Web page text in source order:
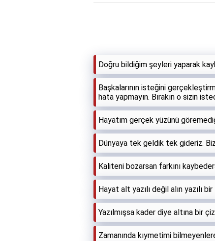
Doğru bildiğim şeyleri yaparak
Başkalarının isteğini
hata yapmayın. Bırakın o sizin
Hayatım gerçek yüzünü
Dünyaya tek geldik tek gideriz.
Kaliteni bozarsan farkını
Hayat alt yazılı değil alın yazılı
Yazılmışsa kader diye altına bir
Zamanında kıymetimi